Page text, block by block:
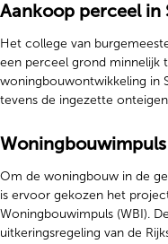
Aankoop perceel in
Het college van
een perceel grond minnelijk
woningbouwontwikkeling in
tevens de ingezette
Om de woningbouw in de
is ervoor gekozen het
Woningbouwimpuls (WBI).
uitkeringsregeling van de